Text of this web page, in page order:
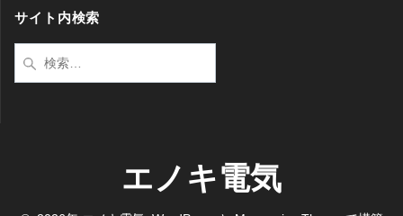
サイト内検索
索:
エノキ電気